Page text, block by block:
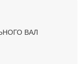
ВАЛ